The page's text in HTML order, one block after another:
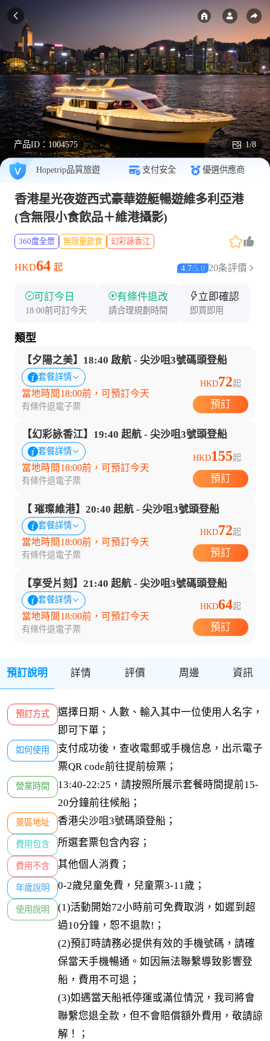
产品ID：1004575 1/8
Hopetrip品質旅遊 支付安全 優選供應商
香港星光夜遊西式豪華遊艇暢遊維多利亞港
(含無限小食飲品＋維港攝影)
360度全景 無限量飲食 幻彩詠香江
HKD64 起 4.7/5.0 20条評價
可訂今日
18:00前可訂今天
有條件退改
請合理規劃時間
立即確認
即買即用
類型
【夕陽之美】18:40 啟航 - 尖沙咀3號碼頭登船
套餐詳情
當地時間18:00前，可預訂今天
有條件退電子票
HKD72起
預訂
【幻彩詠香江】19:40 起航 - 尖沙咀3號頭登船
套餐詳情
當地時間18:00前，可預訂今天
有條件退電子票
HKD155起
預訂
【 璀璨維港】20:40 起航 - 尖沙咀3號頭登船
套餐詳情
當地時間18:00前，可預訂今天
有條件退電子票
HKD72起
預訂
【享受片刻】21:40 起航 - 尖沙咀3號碼頭登船
套餐詳情
當地時間18:00前，可預訂今天
有條件退電子票
HKD64起
預訂
預訂說明 詳情 評價 周邊 資訊
預訂方式
選擇日期、人數、輸入其中一位使用人名字，
即可下單；
如何使用
支付成功後，查收電郵或手機信息，出示電子
票QR code前往提前檢票；
營業時間
13:40-22:25，請按照所展示套餐時間提前15-
20分鐘前往候船；
景區地址 香港尖沙咀3號碼頭登船；
費用包含 所選套票包含內容；
費用不含 其他個人消費；
年歲說明 0-2歲兒童免費，兒童票3-11歲；
使用說明
(1)活動開始72小時前可免費取消，如遲到超
過10分鐘，恕不退款!；
(2)預訂時請務必提供有效的手機號碼，請確
保當天手機暢通。如因無法聯繫導致影響登
船，費用不可退；
(3)如遇當天船衹停運或滿位情況，我司將會
聯繫您退全款，但不會賠償額外費用，敬請諒
解！；